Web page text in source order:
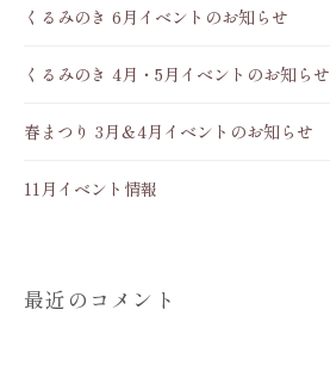
くるみのき 6月イベントのお知らせ
くるみのき 4月・5月イベントのお知らせ
春まつり 3月＆4月イベントのお知らせ
11月イベント情報
最近のコメント